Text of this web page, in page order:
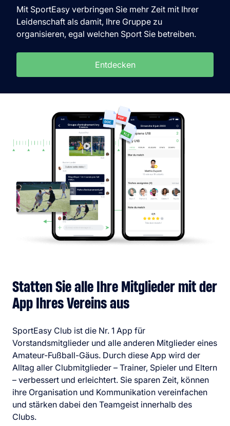
Mit SportEasy verbringen Sie mehr Zeit mit Ihrer
Leidenschaft als damit, Ihre Gruppe zu
organisieren, egal welchen Sport Sie betreiben.
Entdecken
Statten Sie alle Ihre Mitglieder mit der
App Ihres Vereins aus
SportEasy Club ist die Nr. 1 App für
Vorstandsmitglieder und alle anderen Mitglieder eines
Amateur-Fußball-Gäus. Durch diese App wird der
Alltag aller Clubmitglieder – Trainer, Spieler und Eltern
– verbessert und erleichtert. Sie sparen Zeit, können
ihre Organisation und Kommunikation vereinfachen
und stärken dabei den Teamgeist innerhalb des
Clubs.